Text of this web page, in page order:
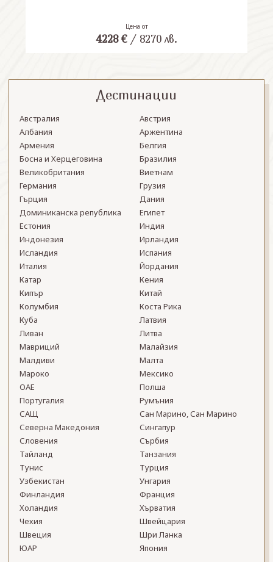
Цена от
4228 €/ 8270 лв.
Дестинации
Австралия
Австрия
Албания
Аржентина
Армения
Белгия
Босна и Херцеговина
Бразилия
Великобритания
Виетнам
Германия
Грузия
Гърция
Дания
Доминиканска република
Египет
Естония
Индия
Индонезия
Ирландия
Исландия
Испания
Италия
Йордания
Катар
Кения
Кипър
Китай
Колумбия
Коста Рика
Куба
Латвия
Ливан
Литва
Мавриций
Малайзия
Малдиви
Малта
Мароко
Мексико
ОАЕ
Полша
Португалия
Румъния
САЩ
Сан Марино, Сан Марино
Северна Македония
Сингапур
Словения
Сърбия
Тайланд
Танзания
Тунис
Турция
Узбекистан
Унгария
Финландия
Франция
Холандия
Хърватия
Чехия
Швейцария
Швеция
Шри Ланка
ЮАР
Япония